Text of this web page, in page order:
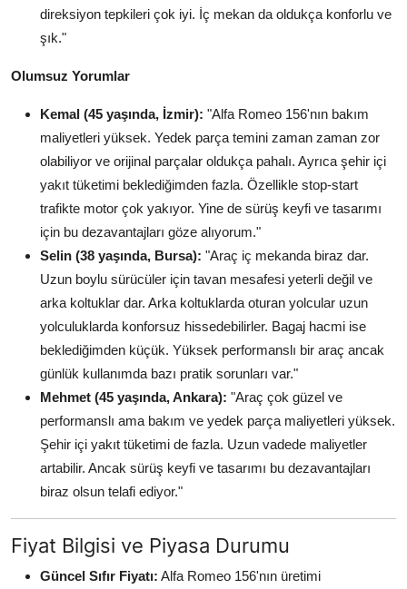
direksiyon tepkileri çok iyi. İç mekan da oldukça konforlu ve
şık."
Olumsuz Yorumlar
Kemal (45 yaşında, İzmir): "Alfa Romeo 156'nın bakım
maliyetleri yüksek. Yedek parça temini zaman zaman zor
olabiliyor ve orijinal parçalar oldukça pahalı. Ayrıca şehir içi
yakıt tüketimi beklediğimden fazla. Özellikle stop-start
trafikte motor çok yakıyor. Yine de sürüş keyfi ve tasarımı
için bu dezavantajları göze alıyorum."
Selin (38 yaşında, Bursa): "Araç iç mekanda biraz dar.
Uzun boylu sürücüler için tavan mesafesi yeterli değil ve
arka koltuklar dar. Arka koltuklarda oturan yolcular uzun
yolculuklarda konforsuz hissedebilirler. Bagaj hacmi ise
beklediğimden küçük. Yüksek performanslı bir araç ancak
günlük kullanımda bazı pratik sorunları var."
Mehmet (45 yaşında, Ankara): "Araç çok güzel ve
performanslı ama bakım ve yedek parça maliyetleri yüksek.
Şehir içi yakıt tüketimi de fazla. Uzun vadede maliyetler
artabilir. Ancak sürüş keyfi ve tasarımı bu dezavantajları
biraz olsun telafi ediyor."
Fiyat Bilgisi ve Piyasa Durumu
Güncel Sıfır Fiyatı: Alfa Romeo 156'nın üretimi